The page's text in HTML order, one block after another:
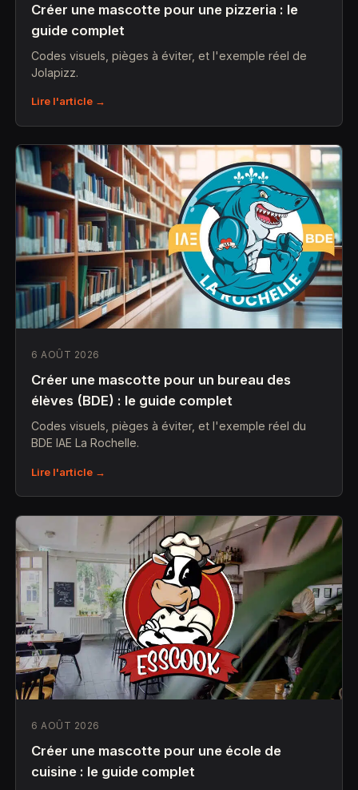
Créer une mascotte pour une pizzeria : le
guide complet
Codes visuels, pièges à éviter, et l'exemple réel de
Jolapizz.
Lire l'article →
6 AOÛT 2026
Créer une mascotte pour un bureau des
élèves (BDE) : le guide complet
Codes visuels, pièges à éviter, et l'exemple réel du
BDE IAE La Rochelle.
Lire l'article →
6 AOÛT 2026
Créer une mascotte pour une école de
cuisine : le guide complet